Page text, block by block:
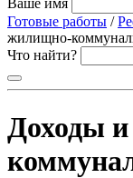
Ваше имя
Готовые работы /
жилищно-
Что найти?
Доходы